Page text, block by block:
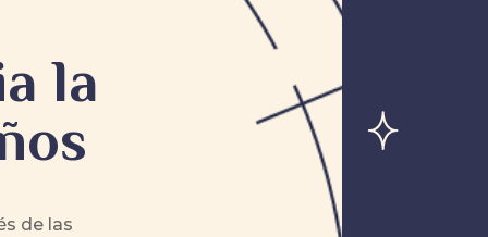
la
de las